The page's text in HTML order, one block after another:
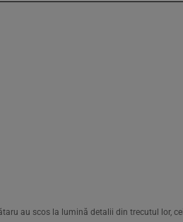
au scos la lumină detalii din trecutul lor,